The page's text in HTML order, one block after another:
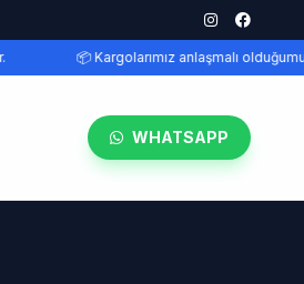
📦 Kargolarımız anlaşmalı
WHATSAPP